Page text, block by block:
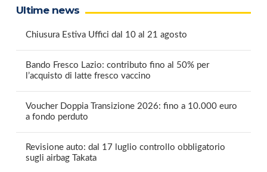
Ultime news
Chiusura Estiva Uffici dal 10 al 21 agosto
Bando Fresco Lazio: contributo fino al 50% per
l’acquisto di latte fresco vaccino
Voucher Doppia Transizione 2026: fino a 10.000 euro
a fondo perduto
Revisione auto: dal 17 luglio controllo obbligatorio
sugli airbag Takata